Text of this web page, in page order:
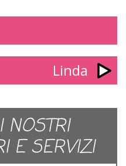
Linda
NOSTRI
E SERVIZI